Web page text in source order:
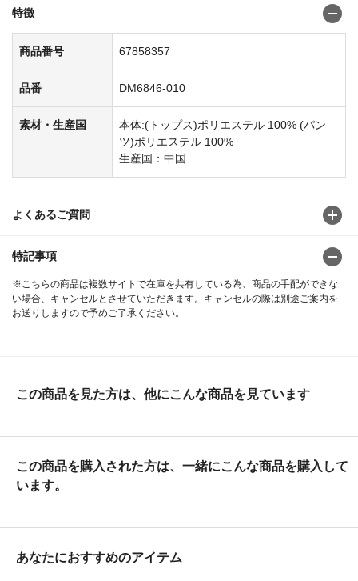
特徴
商品番号 67858357
品番 DM6846-010
素材・生産国
本体:(トップス)ポリエステル 100% (パン
ツ)ポリエステル 100%
生産国：中国
よくあるご質問
特記事項
※こちらの商品は複数サイトで在庫を共有している為、商品の手配ができな
い場合、キャンセルとさせていただきます。キャンセルの際は別途ご案内を
お送りしますので予めご了承ください。
この商品を見た方は、他にこんな商品を見ています
この商品を購入された方は、一緒にこんな商品を購入して
います。
あなたにおすすめのアイテム